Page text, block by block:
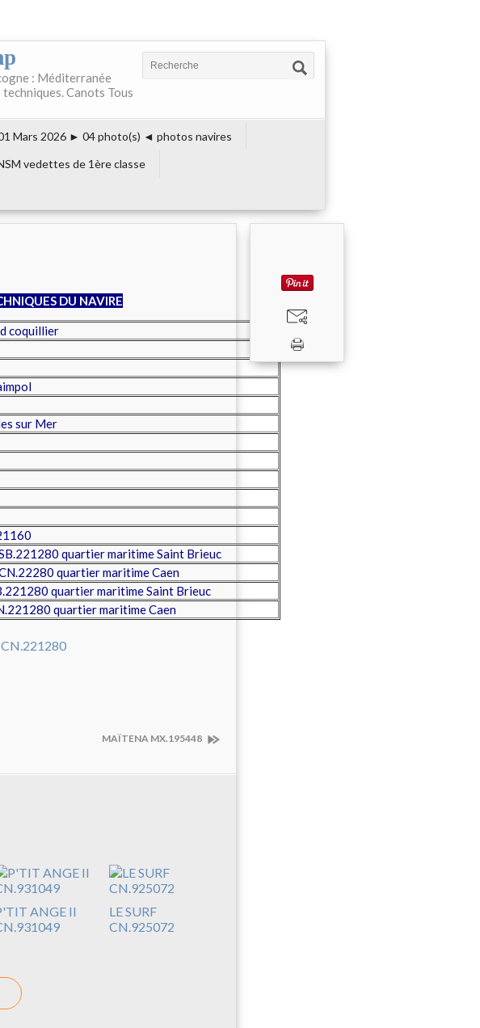
: Méditerranée
Canots Tous
Mars 2026 ► 04 photo(s) ◄ photos navires
vedettes de 1ère classe
DU NAVIRE
coquillier
sur Mer
quartier maritime Saint Brieuc
quartier maritime Caen
quartier maritime Saint Brieuc
quartier maritime Caen
MAÏTENA MX.195448
ANGE II
LE SURF
CN.925072